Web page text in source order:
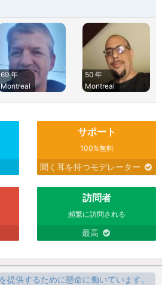
69 年
Montreal
50 年
Montreal
サポート
100%無料
聞く耳を持つモデレーター
訪問者
頻繁に訪問される
最高
提供するために懸命に働いています。